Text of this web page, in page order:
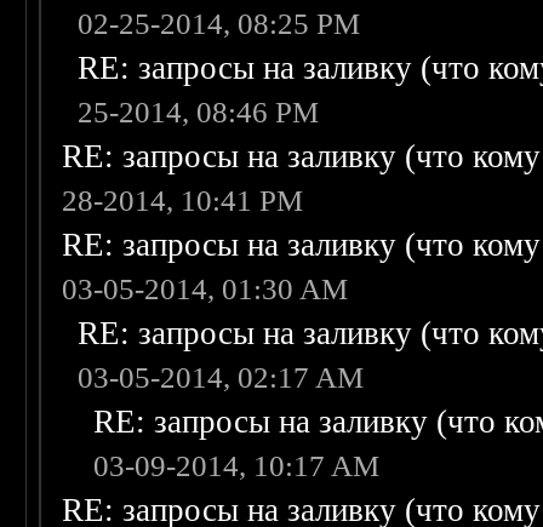
02-25-2014, 08:25 PM
RE: запросы на заливку (что
25-2014, 08:46 PM
RE: запросы на заливку (что
28-2014, 10:41 PM
RE: запросы на заливку (что
03-05-2014, 01:30 AM
RE: запросы на заливку (что
03-05-2014, 02:17 AM
RE: запросы на заливку (что
03-09-2014, 10:17 AM
RE: запросы на заливку (что